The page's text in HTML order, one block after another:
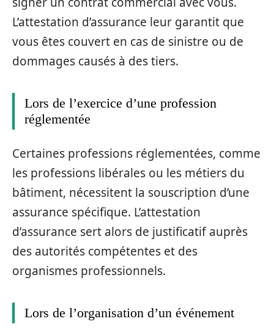
L’attestation d’assurance leur garantit que
vous êtes couvert en cas de sinistre ou de
dommages causés à des tiers.
Lors de l’exercice d’une profession
réglementée
Certaines professions réglementées, comme
les professions libérales ou les métiers du
bâtiment, nécessitent la souscription d’une
assurance spécifique. L’attestation
d’assurance sert alors de justificatif auprès
des autorités compétentes et des
organismes professionnels.
Lors de l’organisation d’un événement